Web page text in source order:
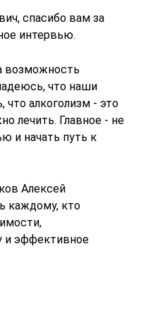
спасибо вам за
интервью.
возможность
что наши
алкоголизм - это
лечить. Главное - не
и начать путь к
Алексей
каждому, кто
и эффективное